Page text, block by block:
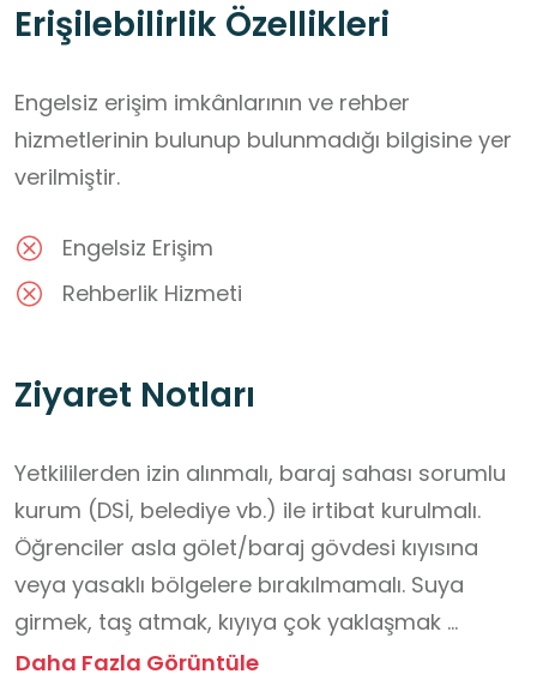
Erişilebilirlik Özellikleri
Engelsiz erişim imkânlarının ve rehber
hizmetlerinin bulunup bulunmadığı bilgisine yer
verilmiştir.
Engelsiz Erişim
Rehberlik Hizmeti
Ziyaret Notları
Yetkililerden izin alınmalı, baraj sahası sorumlu
kurum (DSİ, belediye vb.) ile irtibat kurulmalı.
Öğrenciler asla gölet/baraj gövdesi kıyısına
veya yasaklı bölgelere bırakılmamalı. Suya
girmek, taş atmak, kıyıya çok yaklaşmak
kesinlikle yasaklanmalı. Gezi boyunca
Daha Fazla Görüntüle